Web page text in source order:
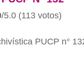
/5.0 (113 votos)
PUCP n°